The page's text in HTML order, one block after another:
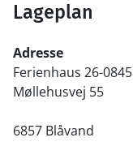
Lageplan
Adresse
Ferienhaus 26-0845
Møllehusvej 55
6857 Blåvand